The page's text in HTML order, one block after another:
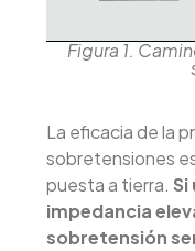
Figura 1.
La eficacia de la
sobretensiones
puesta a tierra.
impedancia
sobretensión